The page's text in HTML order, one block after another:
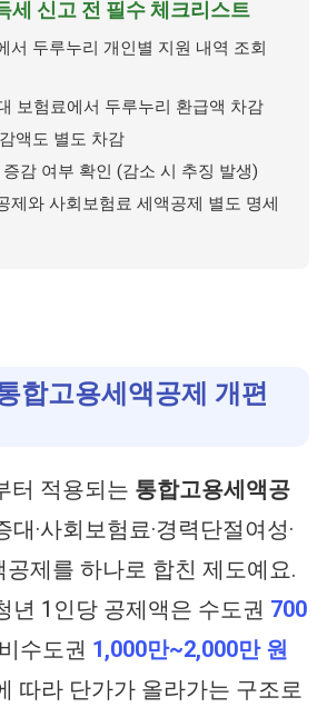
세 신고 전 필수 체크리스트
서 두루누리 개인별 지원 내역 조회
보험료에서 두루누리 환급액 차감
액도 별도 차감
감 여부 확인 (감소 시 추징 발생)
제와 사회보험료 세액공제 별도 명세
합고용세액공제 개편
터 적용되는 통합고용세액공
·사회보험료·경력단절여성·
제를 하나로 합친 제도예요.
년 1인당 공제액은 수도권 700
수도권 1,000만~2,000만 원
따라 단가가 올라가는 구조로